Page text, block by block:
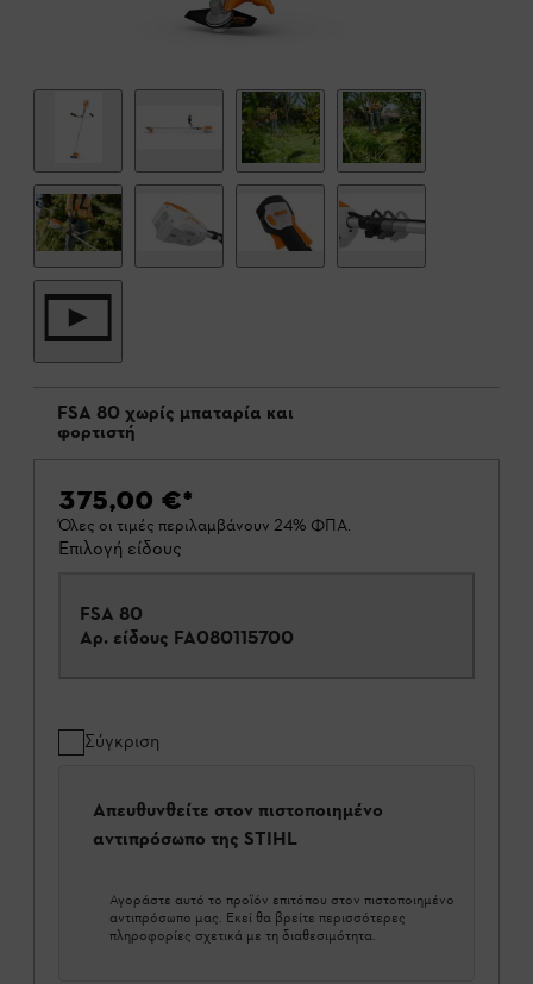
FSA 80 χωρίς μπαταρία και
φορτιστή
375,00 €*
Όλες οι τιμές περιλαμβάνουν 24% ΦΠΑ.
Επιλογή είδους
FSA 80
Αρ. είδους FA080115700
Σύγκριση
Απευθυνθείτε στον πιστοποιημένο
αντιπρόσωπο της STIHL
Αγοράστε αυτό το προϊόν επιτόπου στον πιστοποιημένο
αντιπρόσωπο μας. Εκεί θα βρείτε περισσότερες
πληροφορίες σχετικά με τη διαθεσιμότητα.